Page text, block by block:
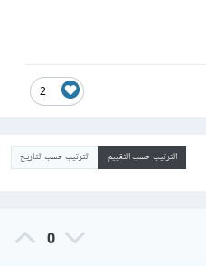
2
الترتيب حسب التقييم الترتيب حسب التاريخ
0